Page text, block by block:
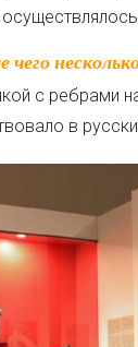
с ребрами
в